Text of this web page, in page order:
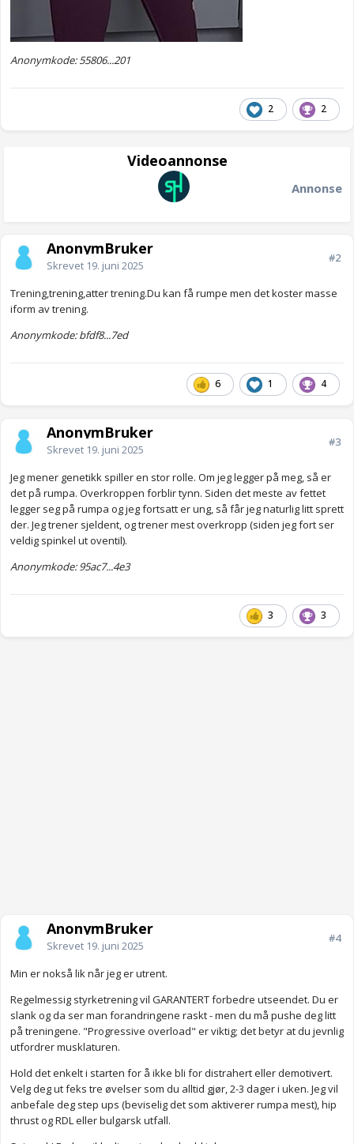
Anonymkode: 55806...201
2 2
Videoannonse
Annonse
AnonymBruker
Skrevet 19. juni 2025
#2
Trening,trening,atter trening.Du kan få rumpe men det koster masse
iform av trening.
Anonymkode: bfdf8...7ed
6 1 4
AnonymBruker
Skrevet 19. juni 2025
#3
Jeg mener genetikk spiller en stor rolle. Om jeg legger på meg, så er
det på rumpa. Overkroppen forblir tynn. Siden det meste av fettet
legger seg på rumpa og jeg fortsatt er ung, så får jeg naturlig litt sprett
der. Jeg trener sjeldent, og trener mest overkropp (siden jeg fort ser
veldig spinkel ut oventil).
Anonymkode: 95ac7...4e3
3 3
AnonymBruker
Skrevet 19. juni 2025
#4
Min er nokså lik når jeg er utrent.
Regelmessig styrketrening vil GARANTERT forbedre utseendet. Du er
slank og da ser man forandringene raskt - men du må pushe deg litt
på treningene. "Progressive overload" er viktig; det betyr at du jevnlig
utfordrer musklaturen.
Hold det enkelt i starten for å ikke bli for distrahert eller demotivert.
Velg deg ut feks tre øvelser som du alltid gjør, 2-3 dager i uken. Jeg vil
anbefale deg step ups (beviselig det som aktiverer rumpa mest), hip
thrust og RDL eller bulgarsk utfall.